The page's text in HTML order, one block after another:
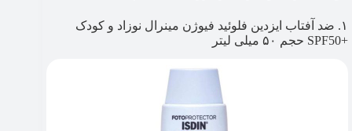
۱. ضد آفتاب ایزدین فلوئید فیوژن مینرال نوزاد و کودک
+SPF50 حجم ۵۰ میلی لیتر